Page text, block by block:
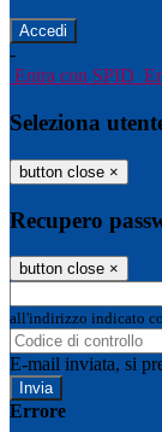
-
Entra con SPID
Seleziona
button close ×
Recupero
button close ×
all'indirizzo indicato
E-mail inviata, si
Errore